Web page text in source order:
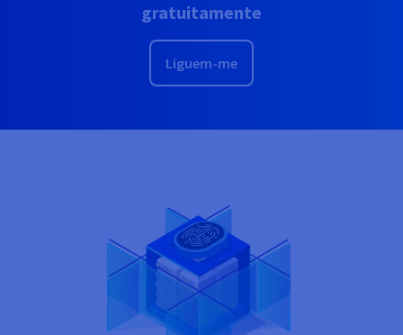
gratuitamente
Liguem-me